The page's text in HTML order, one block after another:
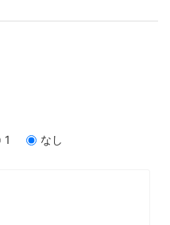
1 なし